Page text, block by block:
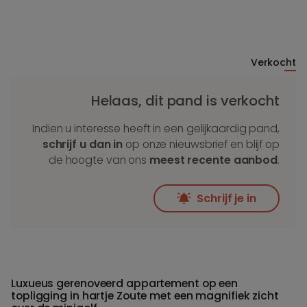
Verkocht
Helaas, dit pand is verkocht
Indien u interesse heeft in een gelijkaardig pand,
schrijf u dan in op onze nieuwsbrief en blijf op
de hoogte van ons meest recente aanbod.
Schrijf je in
Luxueus gerenoveerd appartement op een
topligging in hartje Zoute met een magnifiek zicht